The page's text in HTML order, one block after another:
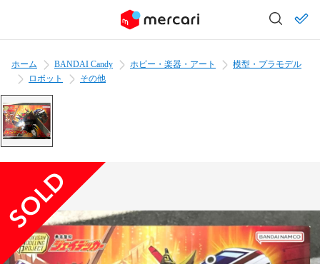
ホーム BANDAI Candy ホビー・楽器・アート
模型・プラモデル
ロボット
その他